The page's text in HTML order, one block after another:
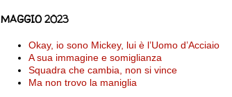
MAGGIO 2023
Okay, io sono Mickey, lui è l’Uomo d’Acciaio
A sua immagine e somiglianza
Squadra che cambia, non si vince
Ma non trovo la maniglia